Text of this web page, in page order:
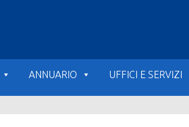
ANNUARIO UFFICI E SERVIZI